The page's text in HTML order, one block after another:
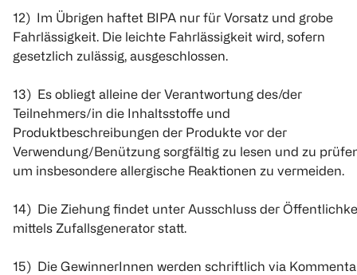
12) Im Übrigen haftet BIPA nur für Vorsatz und grobe
Fahrlässigkeit. Die leichte Fahrlässigkeit wird, sofern
gesetzlich zulässig, ausgeschlossen.
13) Es obliegt alleine der Verantwortung des/der
Teilnehmers/in die Inhaltsstoffe und
Produktbeschreibungen der Produkte vor der
Verwendung/Benützung sorgfältig zu lesen und zu
um insbesondere allergische Reaktionen zu vermeiden.
14) Die Ziehung findet unter Ausschluss der
mittels Zufallsgenerator statt.
15) Die GewinnerInnen werden schriftlich via